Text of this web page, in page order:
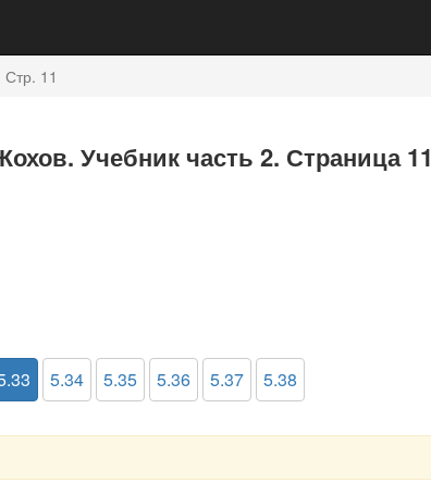
11
Учебник часть 2. Страница 11
5.34 5.35 5.36 5.37 5.38